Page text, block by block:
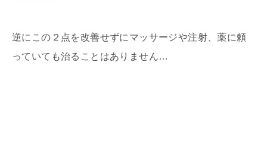
逆にこの２点を改善せずにマッサージや注射、薬に頼
っていても治ることはありません…